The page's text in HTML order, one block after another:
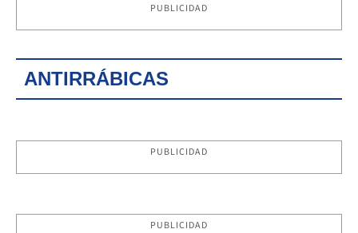
PUBLICIDAD
ANTIRRÁBICAS
PUBLICIDAD
PUBLICIDAD